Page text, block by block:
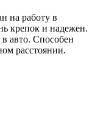
на работу в
крепок и надежен.
в авто. Способен
расстоянии.